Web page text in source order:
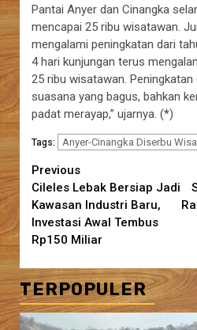
Pantai Anyer dan Cinangka
mencapai 25 ribu wisatawan.
mengalami peningkatan dari
4 hari kunjungan terus
25 ribu wisatawan.
suasana yang bagus, bahkan
padat merayap,” ujarnya. (*)
Tags: Anyer-Cinangka Diserbu
Continue
Reading
Previous
Cileles Lebak Bersiap Jadi
Kawasan Industri Baru,
Investasi Awal Tembus
Rp150 Miliar
TERPOPULER